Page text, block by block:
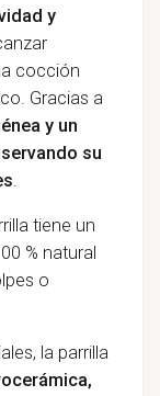
y
cocción
Gracias a
y un
su
.
tiene un
% natural
o
la parrilla